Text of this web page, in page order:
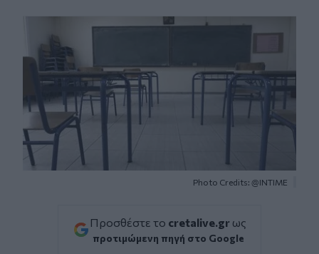
Photo Credits: @INTIME
Προσθέστε το cretalive.gr ως
προτιμώμενη πηγή στο Google